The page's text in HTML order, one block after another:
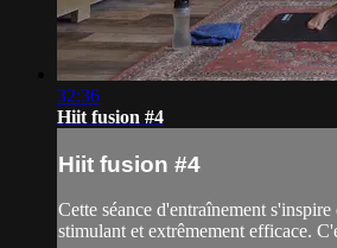
32:36
Hiit fusion #4
Hiit fusion #4
Cette séance d'entraînement
stimulant et extrêmement efficace.